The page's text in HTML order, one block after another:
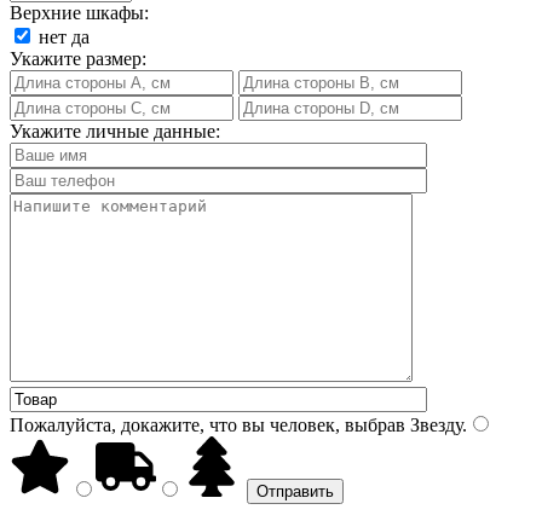
Верхние шкафы:
нет да
Укажите размер:
Укажите личные данные:
Пожалуйста, докажите, что вы человек, выбрав Звезду.